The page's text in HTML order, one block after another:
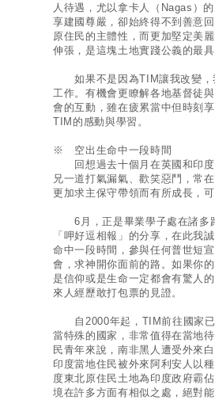
人待遇，尤以拿卡人（Nagas）
享建國尊嚴，卻始終得不到善意
原住民的主體性，而更加堅定美
伸張，是這塊土地實踐公義的最
如果不是因為TIM讓我改變，
工作。有機會更瞭解各地基督徒
會的互動，雖在疲累當中但時刻
TIM的感動與學習。
※ 空出生命中一段時間
回想過去十個月在英國和印度
兄一道打氣漏氣、歡笑惡鬥，常
更加求主保守帶領而有所成長，
6月，正是畢業學子處在諸多
「呷好逗相報」的分享，在此我
命中一段時間，參與任何普世短
會，求神開你面前的路。如果你
是信仰或是生命一定都會有驚人
來人經歷敢打包票的見證。
自2000年起，TIM前往國家
當特殊的國家，非常值得在當地
民青年來說，南非黑人遭受外來
印度當地住民被外來阿利安人以
度東北原住民土地為印度政府霸
境在許多方面有相似之處，絕對